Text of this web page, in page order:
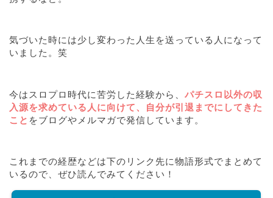
気づいた時には少し変わった人生を送っている人になって
いました。笑
今はスロプロ時代に苦労した経験から、 パチスロ以外の収
入源を求めている人に向けて、自分が引退までにしてきた
こと をブログやメルマガで発信しています。
これまでの経歴などは下のリンク先に物語形式でまとめて
いるので、ぜひ読んでみてください！